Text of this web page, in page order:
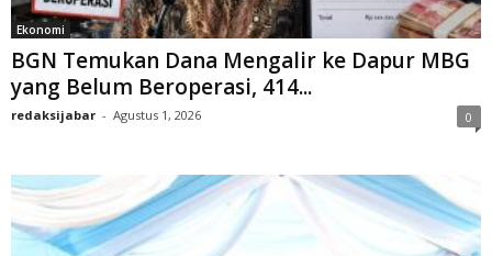
Ekonomi
BGN Temukan Dana Mengalir ke Dapur MBG
yang Belum Beroperasi, 414...
redaksijabar - Agustus 1, 2026 0